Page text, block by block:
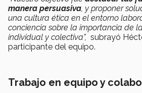
manera persuasiva, y proponer
una cultura ética en el entorno
conciencia sobre la importancia de
individual y colectiva", subrayó
participante del equipo.
Trabajo en equipo y